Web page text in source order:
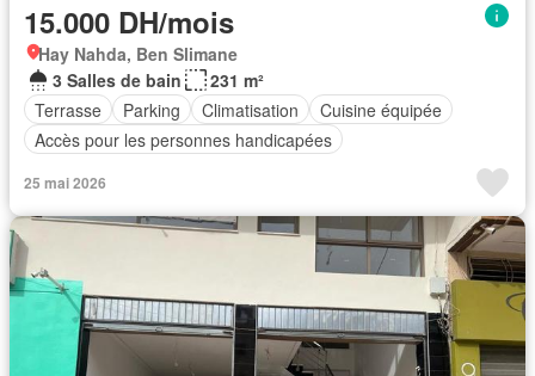
15.000 DH/mois
Hay Nahda, Ben Slimane
3 Salles de bain
231 m²
Terrasse
Parking Climatisation
Cuisine équipée
Accès pour les personnes handicapées
25 mai 2026